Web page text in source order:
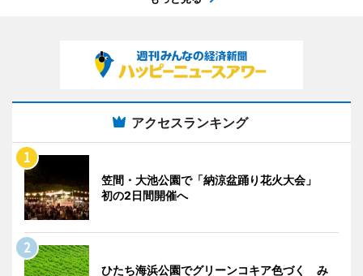
アクセスランキング
笠間・大池公園で「納涼盆踊り花火大会」
初の2日間開催へ
ひたち海浜公園でグリーンコキア色づく み